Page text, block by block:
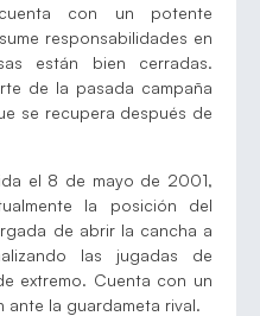
con un potente
responsabilidades en
están bien cerradas.
de la pasada campaña
se recupera después de
el 8 de mayo de 2001,
la posición del
de abrir la cancha a
las jugadas de
extremo. Cuenta con un
ante la guardameta rival.